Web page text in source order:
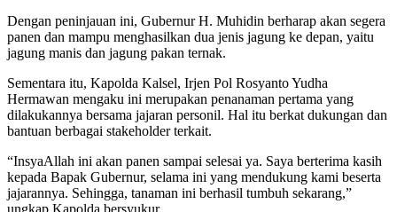
Dengan peninjauan ini, Gubernur H. Muhidin berharap akan segera
panen dan mampu menghasilkan dua jenis jagung ke depan, yaitu
jagung manis dan jagung pakan ternak.
Sementara itu, Kapolda Kalsel, Irjen Pol Rosyanto Yudha
Hermawan mengaku ini merupakan penanaman pertama yang
dilakukannya bersama jajaran personil. Hal itu berkat dukungan dan
bantuan berbagai stakeholder terkait.
“InsyaAllah ini akan panen sampai selesai ya. Saya berterima kasih
kepada Bapak Gubernur, selama ini yang mendukung kami beserta
jajarannya. Sehingga, tanaman ini berhasil tumbuh sekarang,”